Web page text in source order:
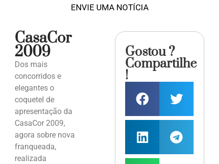
ENVIE UMA NOTÍCIA
CasaCor
2009
Dos mais
concorridos e
elegantes o
coquetel de
apresentação da
CasaCor 2009,
agora sobre nova
franqueada,
realizada
Gostou ?
Compartilhe
!